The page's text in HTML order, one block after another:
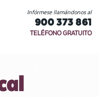
Infórmese llamándonos al
900 373 861
TELÉFONO GRATUITO